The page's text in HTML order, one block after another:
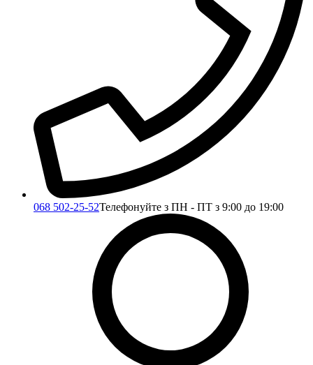
068 502-25-52Телефонуйте з ПН - ПТ з 9:00 до 19:00